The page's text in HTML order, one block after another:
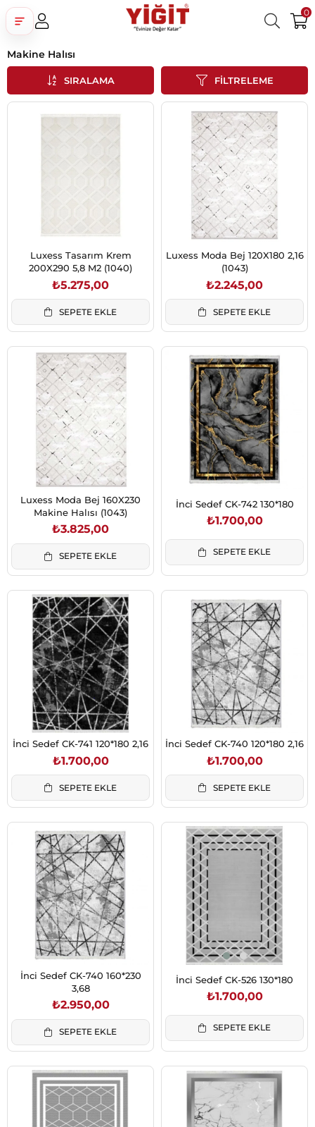
0
Üye Girişi
Google İle Bağlan
Makine Halısı
FILTRELEME
SIRALAMA
Luxess Tasarım Krem
200X290 5,8 M2 (1040)
₺5.275,00
SEPETE EKLE
Luxess Moda Bej 120X180 2,16
(1043)
₺2.245,00
SEPETE EKLE
Luxess Moda Bej 160X230
Makine Halısı (1043)
₺3.825,00
SEPETE EKLE
İnci Sedef CK-742 130*180
₺1.700,00
SEPETE EKLE
İnci Sedef CK-741 120*180 2,16
₺1.700,00
SEPETE EKLE
İnci Sedef CK-740 120*180 2,16
₺1.700,00
SEPETE EKLE
İnci Sedef CK-740 160*230
3,68
₺2.950,00
SEPETE EKLE
İnci Sedef CK-526 130*180
₺1.700,00
SEPETE EKLE